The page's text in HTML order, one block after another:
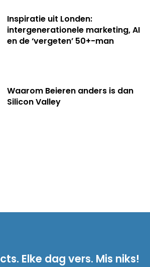
Inspiratie uit Londen:
intergenerationele marketing, AI
en de ‘vergeten’ 50+-man
Waarom Beieren anders is dan
Silicon Valley
Elke dag vers. Mis niks!